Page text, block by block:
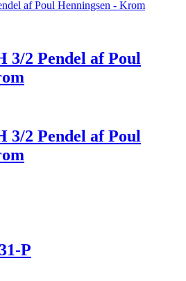
3/2 Pendel af Poul
3/2 Pendel af Poul
P